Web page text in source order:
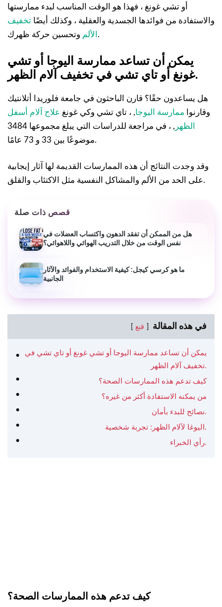
أو تشي غونغ ، فهذا هو الوقت المناسب لبدء ممارستها
والاستفادة من فوائدها الجسدية والعقلية ، وكذلك أيضًا تخفيف
الألم وتحسين حركة ظهرك.
يمكن أن تساعد ممارسة اليوجا أو تشي
غونغ أو تاي تشي في تخفيف آلام الظهر.
هل يساعدون حقًا؟ قارن الباحثون في جامعة فلوريدا أتلانتيك
وقارنوا ممارسة اليوجا, ، تاي تشي وكي غونغ علاج آلام أسفل
الظهر
, ، في مراجعة للدراسات التي يبلغ مجموعها 3484
موضوعًا بين 33 و 73 عامًا.
وقد وجدت النتائج أن هذه الممارسات القديمة لها آثار إيجابية
على الحد من الألم والمشاكل النفسية مثل الاكتئاب والقلق.
قصص ذات صلة
هل من الممكن أن تفقد الدهون واكتساب العضلات في
نفس الوقت من خلال التدريب الهوائي واللاهوائي؟
ما هو كرسي كيجل: كيفية الاستخدام والفوائد والآثار
الجانبية
في هذه المقالة قنع
يمكن أن تساعد ممارسة اليوجا أو تشي غونغ أو تاي تشي في
تخفيف آلام الظهر.
كيف تدعم هذه الممارسات الصحة؟
من يمكنه الاستفادة أكثر من غيره؟
نصائح للبدء بأمان.
اليوغا لآلام الظهر: تجربة شخصية.
رأي الخبراء.
كيف تدعم هذه الممارسات الصحة؟